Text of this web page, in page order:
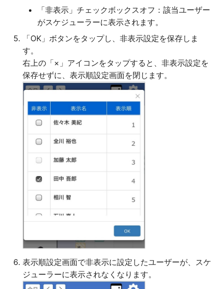
「非表示」チェックボックスオフ：該当ユーザー
がスケジューラーに表示されます。
「OK」ボタンをタップし、非表示設定を保存しま
す。
右上の「×」アイコンをタップすると、非表示設定を
保存せずに、表示順設定画面を閉じます。
表示順設定画面で非表示に設定したユーザーが、スケ
ジューラーに表示されなくなります。